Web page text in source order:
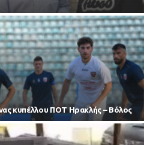
κυπέλλου ΠΟΤ Ηρακλής – Βόλος